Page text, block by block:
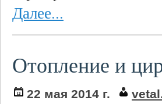
Далее...
Отопление и
22 мая 2014 г.